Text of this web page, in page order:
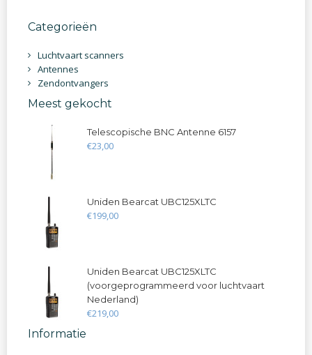
Categorieën
Luchtvaart scanners
Antennes
Zendontvangers
Meest gekocht
Telescopische BNC Antenne 6157
€23,00
Uniden Bearcat UBC125XLTC
€199,00
Uniden Bearcat UBC125XLTC
(voorgeprogrammeerd voor luchtvaart
Nederland)
€219,00
Informatie